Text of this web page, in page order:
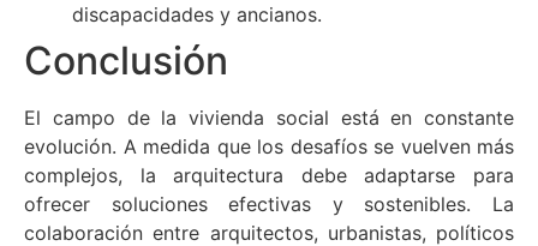
discapacidades y ancianos.
Conclusión
El campo de la vivienda social está en constante
evolución. A medida que los desafíos se vuelven más
complejos, la arquitectura debe adaptarse para
ofrecer soluciones efectivas y sostenibles. La
colaboración entre arquitectos, urbanistas, políticos